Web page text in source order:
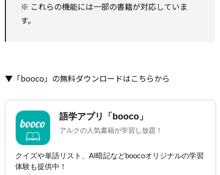
※ これらの機能には一部の書籍が対応していま
す。
▼「booco」の無料ダウンロードはこちらから